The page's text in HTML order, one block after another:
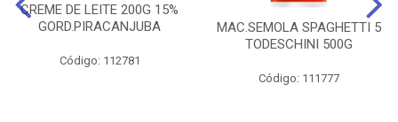
CREME DE LEITE 200G 15%
GORD.PIRACANJUBA
Código: 112781
MAC.SEMOLA SPAGHETTI 5
TODESCHINI 500G
Código: 111777